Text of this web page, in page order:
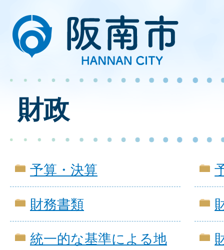
財政
予算・決算
財務書類
統一的な基準による地